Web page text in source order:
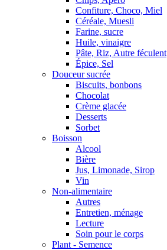
Confiture, Choco, Miel
Céréale, Muesli
Farine, sucre
Huile, vinaigre
Pâte, Riz, Autre féculent
Épice, Sel
Douceur sucrée
Biscuits, bonbons
Chocolat
Crème glacée
Desserts
Sorbet
Boisson
Alcool
Bière
Jus, Limonade, Sirop
Vin
Non-alimentaire
Autres
Entretien, ménage
Lecture
Soin pour le corps
Plant - Semence